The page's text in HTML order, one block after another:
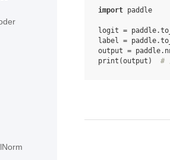
import paddle
logit = paddle.
label
= paddle.
output = paddle.
print (output ) #